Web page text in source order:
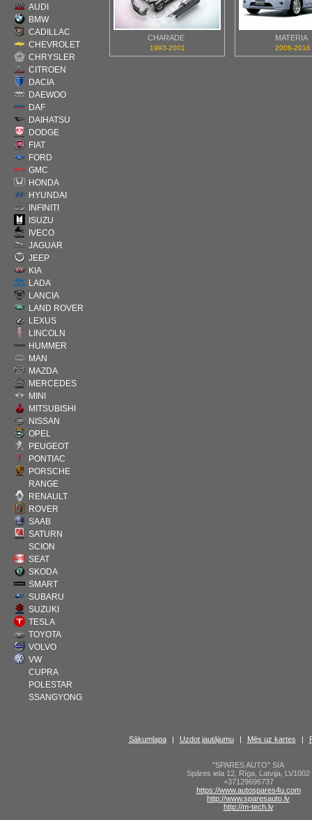
AUDI
BMW
CADILLAC
CHEVROLET
CHRYSLER
CITROEN
DACIA
DAEWOO
DAF
DAIHATSU
DODGE
FIAT
FORD
GMC
HONDA
HYUNDAI
INFINITI
ISUZU
IVECO
JAGUAR
JEEP
KIA
LADA
LANCIA
LAND ROVER
LEXUS
LINCOLN
HUMMER
MAN
MAZDA
MERCEDES
MINI
MITSUBISHI
NISSAN
OPEL
PEUGEOT
PONTIAC
PORSCHE
RANGE
RENAULT
ROVER
SAAB
SATURN
SCION
SEAT
SKODA
SMART
SUBARU
SUZUKI
TESLA
TOYOTA
VOLVO
VW
CUPRA
POLESTAR
SSANGYONG
CHARADE
1993-2001
MATERIA
2006-2016
Sākumlapa | Uzdot jautājumu | Mēs uz kartes |
"SPARES AUTO" SIA
Spāres iela 12 Rīga Latvija LV1002
+37129696737
https://www.autospares4u.com
http://www.sparesauto.lv
http://m-tech.lv